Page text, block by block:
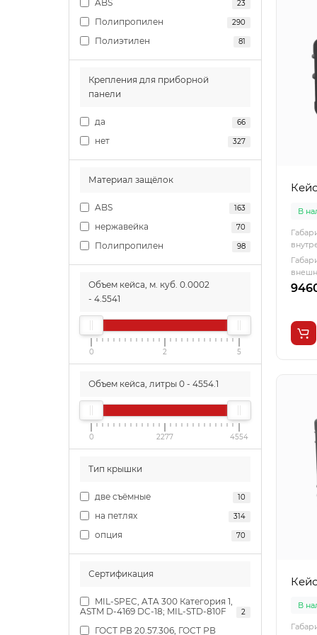
ABS 23
Полипропилен 290
Полиэтилен 81
Крепления для приборной
панели
да 66
нет 327
Материал защёлок
ABS 163
нержавейка 70
Полипропилен 98
Объем кейса, м. куб. 0.0002
- 4.5541
0 2 5
Объем кейса, литры 0 - 4554.1
0 2277 4554
Тип крышки
две съёмные 10
на петлях 314
опция 70
Сертификация
MIL-SPEC, ATA 300 Категория 1,
ASTM D-4169 DC-18; MIL-STD-810F
2
ГОСТ РВ 20.57.306, ГОСТ РВ
В
В